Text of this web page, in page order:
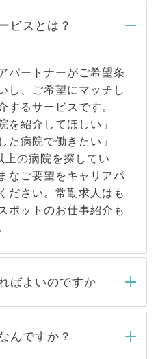
ビスとは？
パートナーがご希望条
し、ご希望にマッチし
するサービスです。
を紹介してほしい」
た病院で働きたい」
上の病院を探してい
なご要望をキャリアパ
ださい。常勤求人はも
ポットのお仕事紹介も
ばよいのですか
たら、弊社担当者がご
その後メールもしくは
んですか？